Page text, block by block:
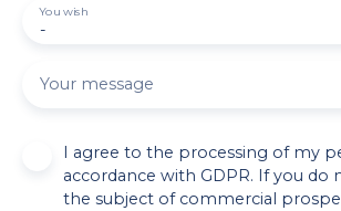
-
You wish
Your message
I agree to the processing of my
accordance with GDPR. If you do
the subject of commercial